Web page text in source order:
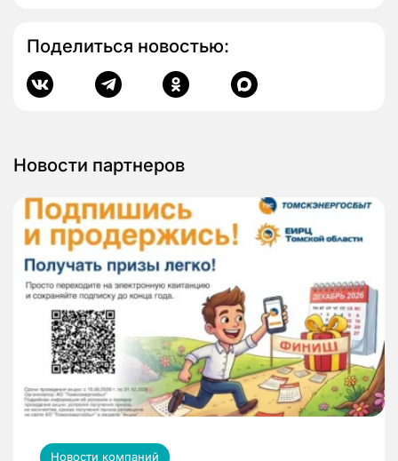
Поделиться новостью:
Новости партнеров
Новости компаний